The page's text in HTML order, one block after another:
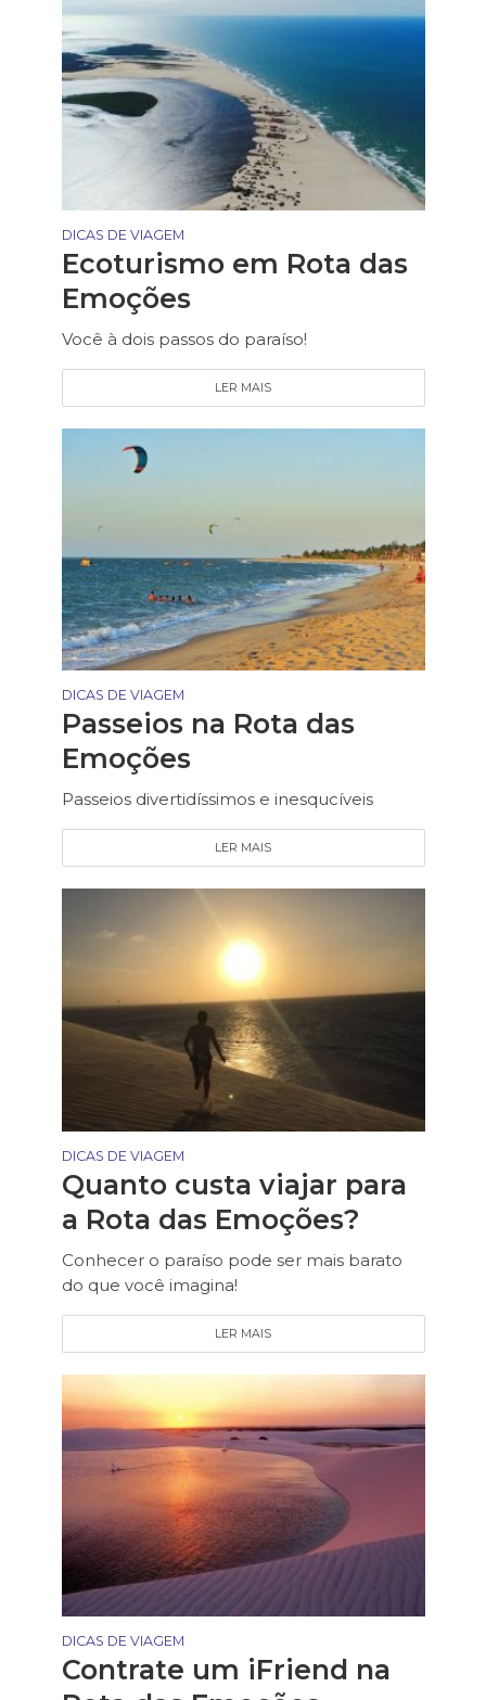
DICAS DE VIAGEM
Ecoturismo em Rota das
Emoções
Você à dois passos do paraíso!
LER MAIS
DICAS DE VIAGEM
Passeios na Rota das
Emoções
Passeios divertidíssimos e inesqucíveis
LER MAIS
DICAS DE VIAGEM
Quanto custa viajar para
a Rota das Emoções?
Conhecer o paraíso pode ser mais barato
do que você imagina!
LER MAIS
DICAS DE VIAGEM
Contrate um iFriend na